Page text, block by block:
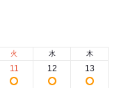
火
11
水
12
木
13